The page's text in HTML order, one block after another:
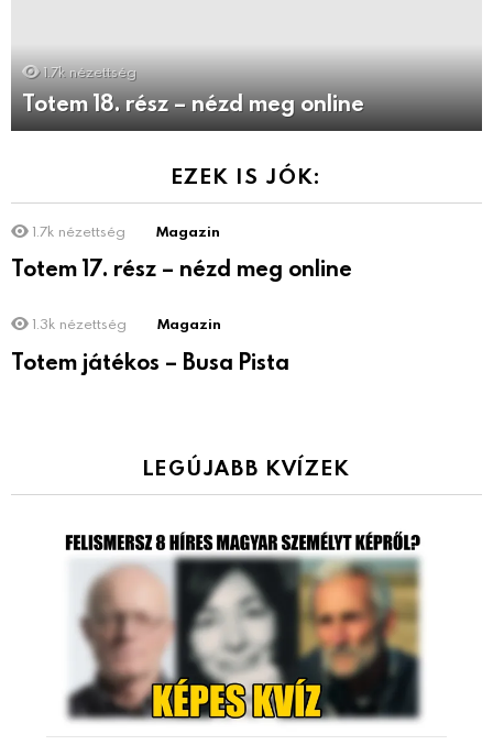
1.7k nézettség
Totem 18. rész – nézd meg online
EZEK IS JÓK:
1.7k nézettség Magazin
Totem 17. rész – nézd meg online
1.3k nézettség Magazin
Totem játékos – Busa Pista
LEGÚJABB KVÍZEK